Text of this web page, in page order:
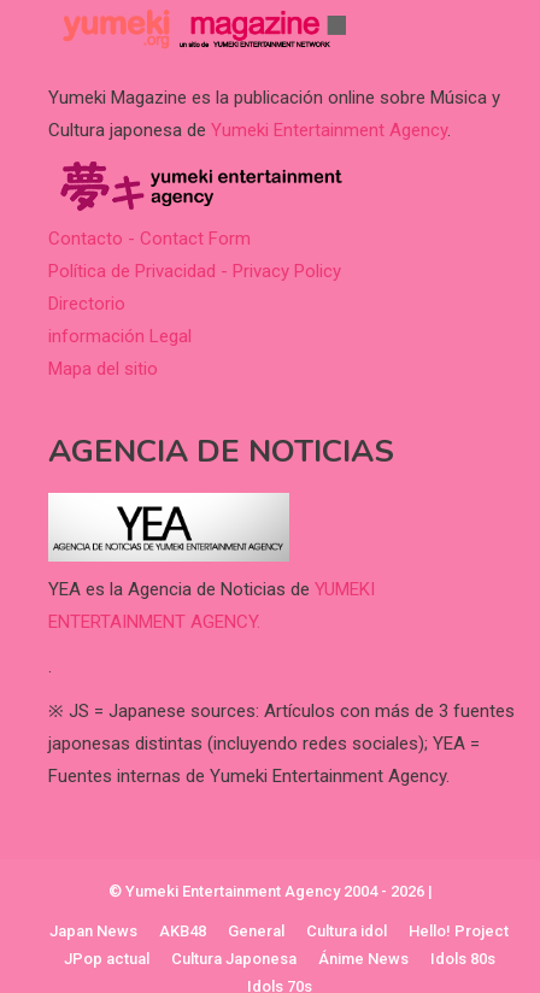
Yumeki Magazine es la publicación online sobre Música y
Cultura japonesa de Yumeki Entertainment Agency.
Contacto - Contact Form
Política de Privacidad - Privacy Policy
Directorio
información Legal
Mapa del sitio
AGENCIA DE NOTICIAS
YEA es la Agencia de Noticias de YUMEKI
ENTERTAINMENT AGENCY.
.
※ JS = Japanese sources: Artículos con más de 3 fuentes
japonesas distintas (incluyendo redes sociales); YEA =
Fuentes internas de Yumeki Entertainment Agency.
© Yumeki Entertainment Agency 2004 - 2026 |
Japan News AKB48 General Cultura idol
Hello! Project
JPop actual
Cultura Japonesa Ánime News
Idols 80s
Idols 70s